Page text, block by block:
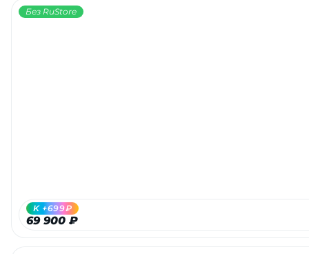
Без RuStore
69 900 ₽
K +699₽